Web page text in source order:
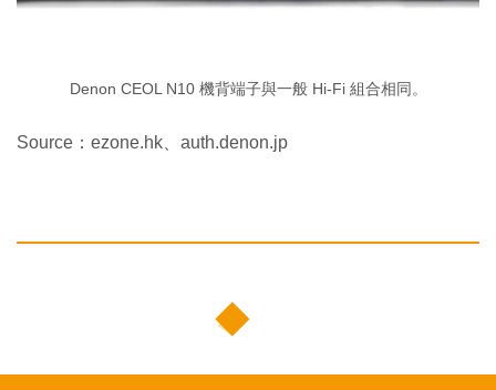
Denon CEOL N10 機背端子與一般 Hi-Fi 組合相同。
Source：ezone.hk、auth.denon.jp